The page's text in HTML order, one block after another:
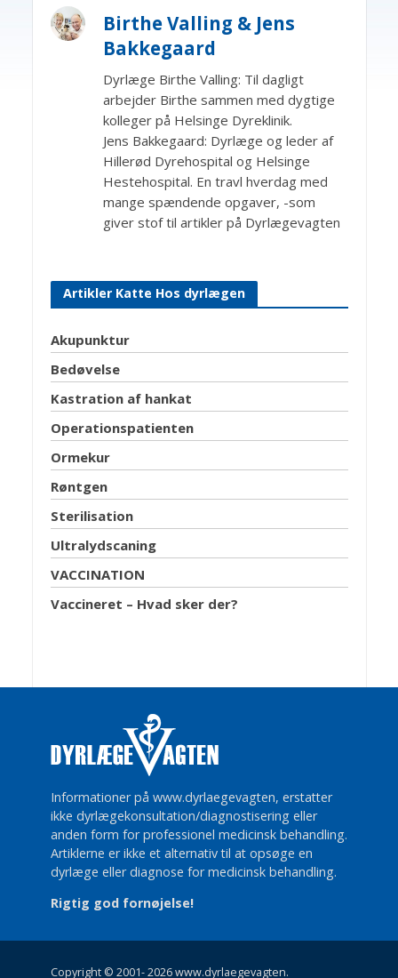
Birthe Valling & Jens
Bakkegaard
Dyrlæge Birthe Valling: Til dagligt
arbejder Birthe sammen med dygtige
kolleger på Helsinge Dyreklinik.
Jens Bakkegaard: Dyrlæge og leder af
Hillerød Dyrehospital og Helsinge
Hestehospital. En travl hverdag med
mange spændende opgaver, -som
giver stof til artikler på Dyrlægevagten
Artikler Katte Hos dyrlægen
Akupunktur
Bedøvelse
Kastration af hankat
Operationspatienten
Ormekur
Røntgen
Sterilisation
Ultralydscaning
VACCINATION
Vaccineret – Hvad sker der?
Informationer på www.dyrlaegevagten, erstatter
ikke dyrlægekonsultation/diagnostisering eller
anden form for professionel medicinsk behandling.
Artiklerne er ikke et alternativ til at opsøge en
dyrlæge eller diagnose for medicinsk behandling.
Rigtig god fornøjelse!
Copyright © 2001- 2026 www.dyrlaegevagten.